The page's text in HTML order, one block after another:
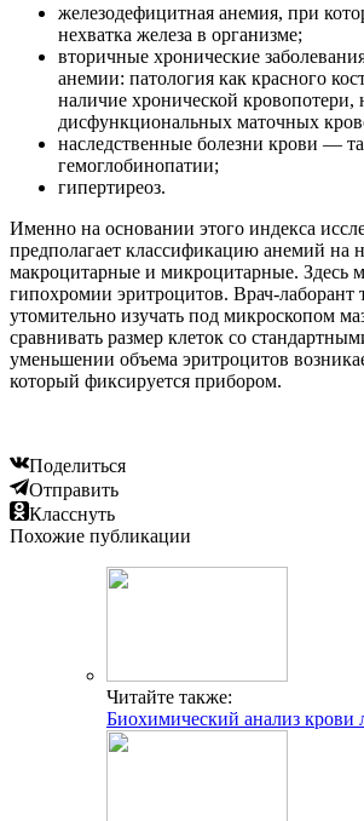
железодефицитная анемия, при
нехватка железа в организме;
вторичные хронические
анемии: патология как красного
наличие хронической кровопотери,
дисфункциональных маточных
наследственные болезни крови —
гемоглобинопатии;
гипертиреоз.
Именно на основании этого индекса
предполагает классификацию анемий на
макроцитарные и микроцитарные. Здесь
гипохромии эритроцитов. Врач-лаборант
утомительно изучать под микроскопом
сравнивать размер клеток со
уменьшении объема эритроцитов
который фиксируется прибором.
Поделиться
Отправить
Класснуть
Похожие публикации
Читайте также:
Биохимический анализ крови